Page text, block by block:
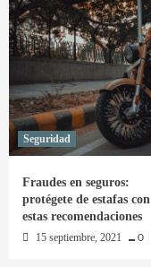
Seguridad
Fraudes en seguros:
protégete de estafas con
estas recomendaciones
15 septiembre, 2021 0